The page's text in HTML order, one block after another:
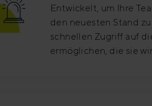
Entwickelt, um Ihre
den neuesten Stand
schnellen Zugriff auf
ermöglichen, die sie